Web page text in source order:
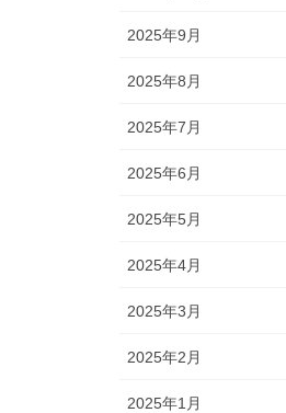
2025年9月
2025年8月
2025年7月
2025年6月
2025年5月
2025年4月
2025年3月
2025年2月
2025年1月